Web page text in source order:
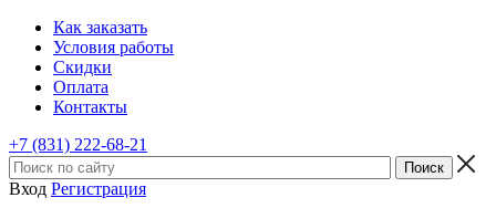
Как заказать
Условия работы
Скидки
Оплата
Контакты
+7 (831) 222-68-21
Вход Регистрация